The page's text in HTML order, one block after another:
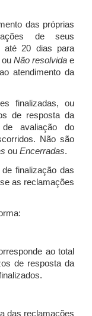
das próprias
de seus
até 20 dias para
ou Não resolvida e
atendimento da
finalizadas, ou
de resposta da
avaliação do
Não são
ou Encerradas.
finalização das
as reclamações
ao total
de resposta da
das reclamações